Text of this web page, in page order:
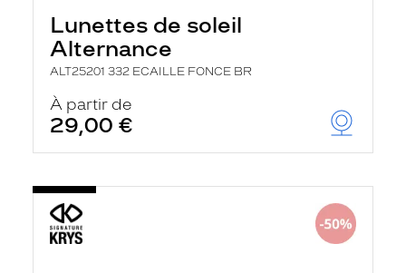
Lunettes de soleil
Alternance
ALT25201 332 ECAILLE FONCE BR
À partir de
29,00 €